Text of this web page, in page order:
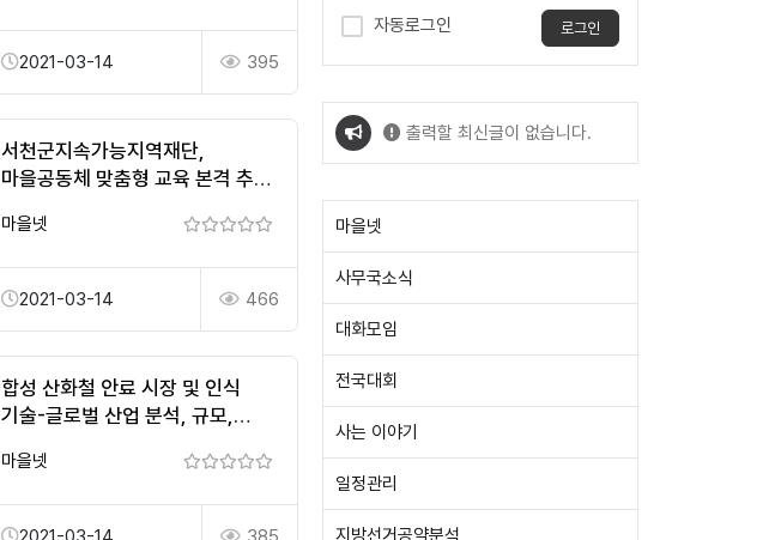
2021-03-14 395
서천군지속가능지역재단,
마을공동체 맞춤형 교육 본격 추진
seocheonilbo.k…
마을넷
2021-03-14 466
합성 산화철 안료 시장 및 인식
기술-글로벌 산업 분석, 규모,
20…
마을넷
자동로그인 로그인
출력할 최신글이 없습니다.
마을넷
사무국소식
대화모임
전국대회
사는 이야기
일정관리
지방선거공약분석